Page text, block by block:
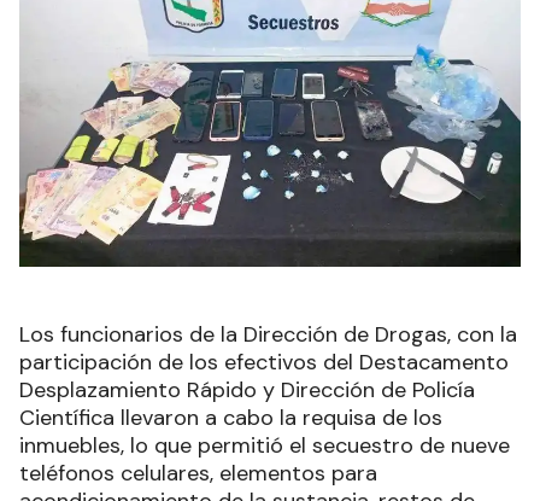
Los funcionarios de la Dirección de Drogas, con la
participación de los efectivos del Destacamento
Desplazamiento Rápido y Dirección de Policía
Científica llevaron a cabo la requisa de los
inmuebles, lo que permitió el secuestro de nueve
teléfonos celulares, elementos para